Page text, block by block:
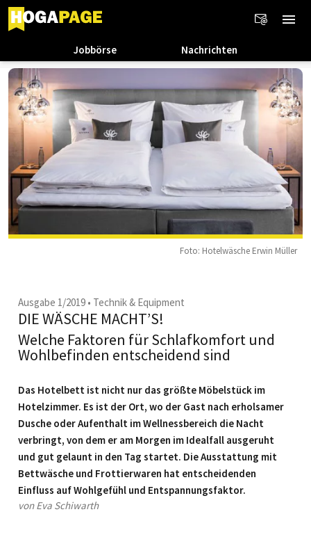
Jobbörse Nachrichten
Foto: Hotelwäsche Erwin Müller
Ausgabe 1/2019 • Technik & Equipment
DIE WÄSCHE MACHT’S!
Welche Faktoren für Schlafkomfort und
Wohlbefinden entscheidend sind
Das Hotelbett ist nicht nur das größte Möbelstück im
Hotelzimmer. Es ist der Ort, wo der Gast nach erholsamer
Dusche oder Aufenthalt im Wellnessbereich die Nacht
verbringt, von dem er am Morgen im Idealfall ausgeruht
und gut gelaunt in den Tag startet. Die Ausstattung mit
Bettwäsche und Frottierwaren hat entscheidenden
Einfluss auf Wohl­gefühl und Entspannungsfaktor.
von Eva Schiwarth